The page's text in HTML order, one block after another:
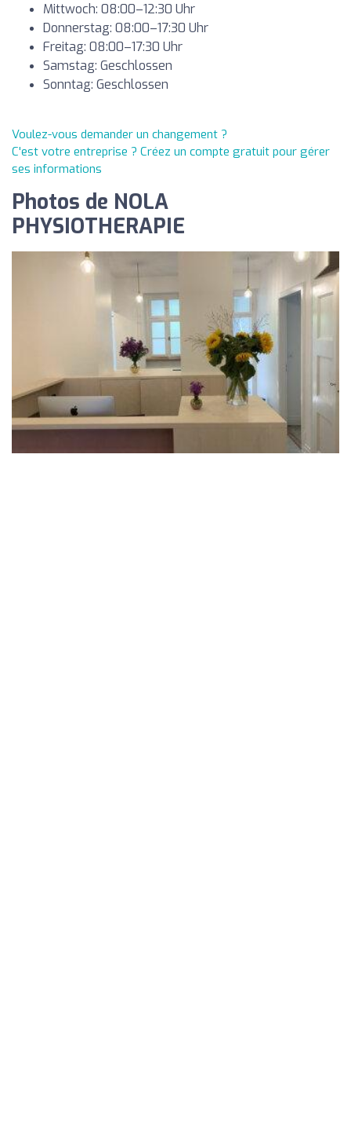
Mittwoch: 08:00–12:30 Uhr
Donnerstag: 08:00–17:30 Uhr
Freitag: 08:00–17:30 Uhr
Samstag: Geschlossen
Sonntag: Geschlossen
Voulez-vous demander un changement ?
C'est votre entreprise ? Créez un compte gratuit pour gérer
ses informations
Photos de NOLA
PHYSIOTHERAPIE